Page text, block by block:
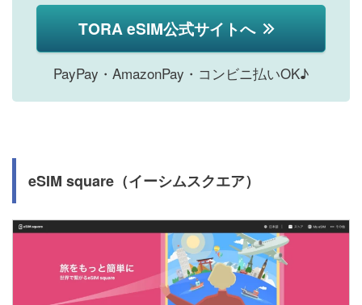
TORA eSIM公式サイトへ
PayPay・AmazonPay・コンビニ払いOK♪
eSIM square（イーシムスクエア）